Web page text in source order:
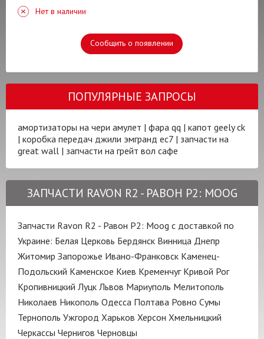
Нет в наличии
Сообщить о появлении
ПОПУЛЯРНЫЕ ЗАПРОСЫ
амортизаторы на чери амулет | фара qq | капот geely ck
| коробка передач джили эмгранд ес7 | запчасти на
great wall | запчасти на грейт вол сафе
ЗАПЧАСТИ RAVON R2 - РАВОН Р2: MOOG
Запчасти Ravon R2 - Равон Р2: Moog с доставкой по
Украине: Белая Церковь Бердянск Винница Днепр
Житомир Запорожье Ивано-Франковск Каменец-
Подольский Каменское Киев Кременчуг Кривой Рог
Кропивницкий Луцк Львов Мариуполь Мелитополь
Николаев Никополь Одесса Полтава Ровно Сумы
Тернополь Ужгород Харьков Херсон Хмельницкий
Черкассы Чернигов Черновцы